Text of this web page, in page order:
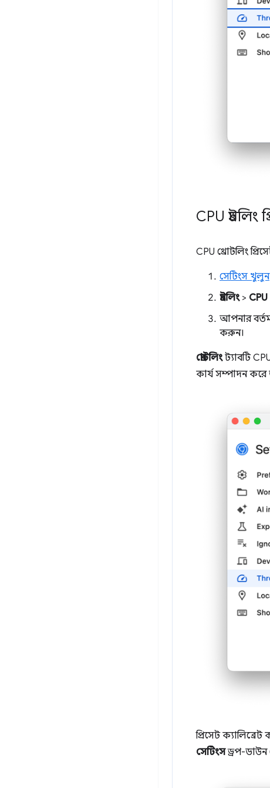
CPU
CPU থ্রোটলিং
সেটিংস খুলুন
থ্রটলিং> CPU
আপনার
করুন।
থ্রোটলিংট্যাবটি
কার্য সম্পাদন
প্রিসেট
সেটিংসড্রপ-ডাউন